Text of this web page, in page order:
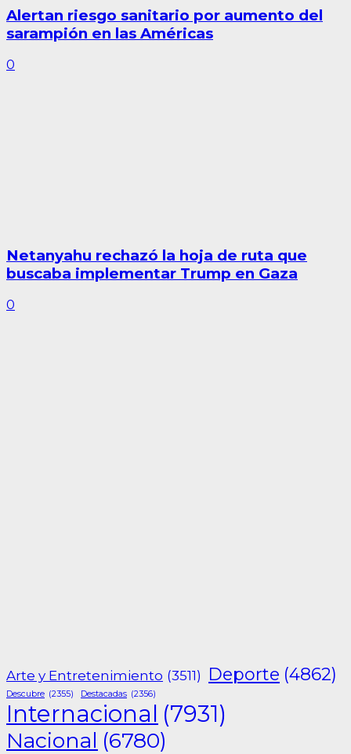
Alertan riesgo sanitario por aumento del
sarampión en las Américas
0
Netanyahu rechazó la hoja de ruta que
buscaba implementar Trump en Gaza
0
Arte y Entretenimiento (3511) Deporte (4862)
Descubre (2355) Destacadas (2356)
Internacional (7931)
Nacional (6780)